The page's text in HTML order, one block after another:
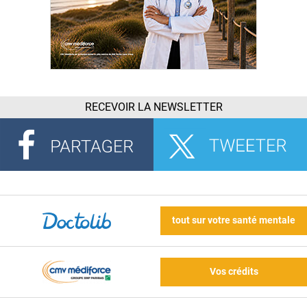
RECEVOIR LA NEWSLETTER
tout sur votre santé mentale
Vos crédits